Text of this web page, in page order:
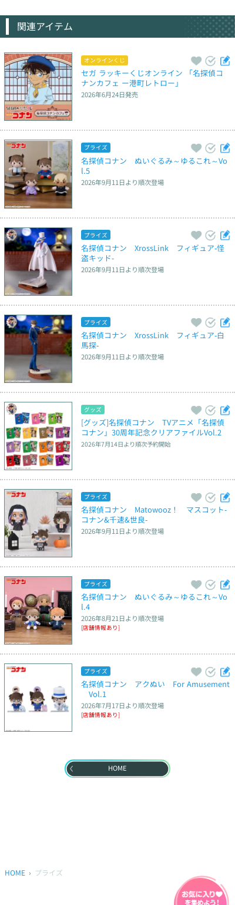
関連アイテム
オンラインくじ
セガ ラッキーくじオンライン 「名探偵コ
ナンカフェ ー港町レトロー」
2026年6月24日発売
プライズ
名探偵コナン　ぬいぐるみ～ゆるこれ～Vo
l.5
2026年9月11日より順次登場
プライズ
名探偵コナン　XrossLink　フィギュア‐怪
盗キッド‐
2026年9月11日より順次登場
プライズ
名探偵コナン　XrossLink　フィギュア‐白
馬探‐
2026年9月11日より順次登場
グッズ
[グッズ]名探偵コナン　TVアニメ「名探偵
コナン」30周年記念クリアファイルVol.2
2026年7月14日より順次予約開始
プライズ
名探偵コナン　Matowooz！　マスコット‐
コナン&千速&世良‐
2026年9月11日より順次登場
プライズ
名探偵コナン　ぬいぐるみ～ゆるこれ～Vo
l.4
2026年8月21日より順次登場
[店舗情報あり]
プライズ
名探偵コナン　アクぬい　For Amusement
Vol.1
2026年7月17日より順次登場
[店舗情報あり]
HOME
HOME プライズ